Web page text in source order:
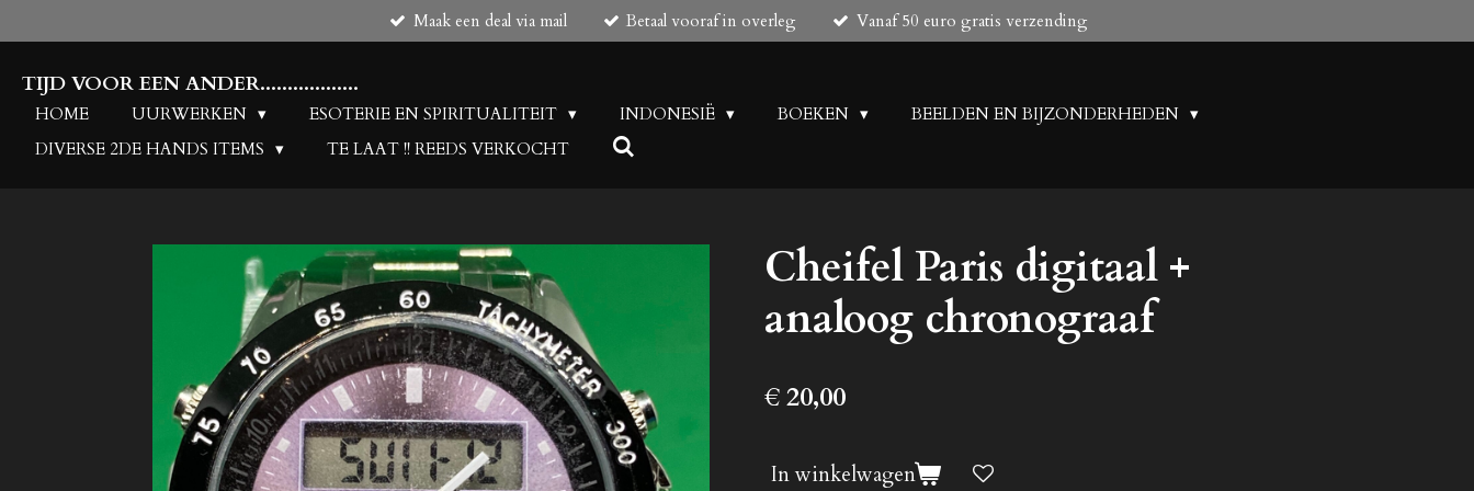
direct
de
hoofdinhoud
Maak een deal via mail Betaal vooraf in overleg Vanaf 50 euro gratis verzending
TIJD VOOR EEN ANDER..................
HOME UURWERKEN ESOTERIE EN SPIRITUALITEIT INDONESIË BOEKEN
BEELDEN EN BIJZONDERHEDEN
DIVERSE 2DE HANDS ITEMS
TE LAAT !! REEDS VERKOCHT
Cheifel Paris digitaal +
analoog chronograaf
€ 20,00
In winkelwagen